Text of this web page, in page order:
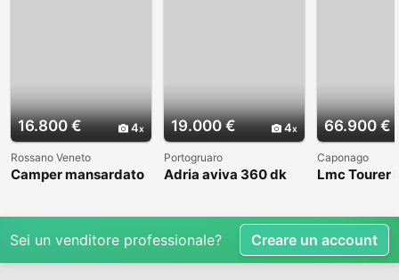
16.800 € 4
Rossano Veneto
Camper mansardato
19.000 € 4
Portogruaro
Adria aviva 360 dk
66.900 €
Caponago
Lmc Tourer
Sei un venditore professionale? Creare un account